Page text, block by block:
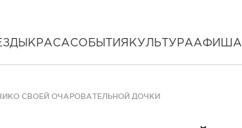
КРАСАСОБЫТИЯ КУЛЬТУРААФИША
СВОЕЙ ОЧАРОВАТЕЛЬНОЙ ДОЧКИ